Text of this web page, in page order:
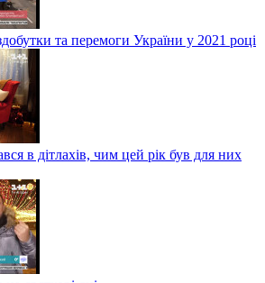
та перемоги України у 2021 році
в дітлахів, чим цей рік був для них